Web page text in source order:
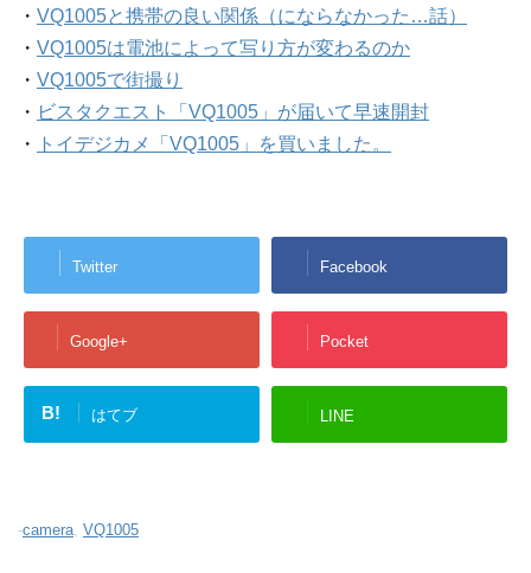
・ VQ1005と携帯の良い関係（にならなかった…話）
・ VQ1005は電池によって写り方が変わるのか
・ VQ1005で街撮り
・ ビスタクエスト「VQ1005」が届いて早速開封
・
トイデジカメ「VQ1005」を買いました。
Twitter Facebook
Google+ Pocket
B! はてブ LINE
-camera, VQ1005